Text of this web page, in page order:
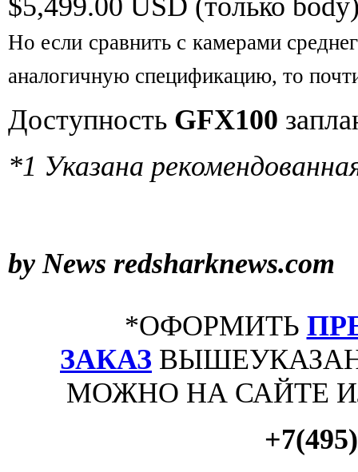
$5,499.00 USD (только
Но если сравнить с камерами
аналогичную спецификацию, то
Доступность GFX100
*1 Указана
by News redsharknews.com
*ОФОРМИТЬ
ЗАКАЗ
МОЖНО НА САЙТЕ